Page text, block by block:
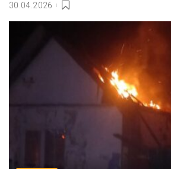
30.04.2026